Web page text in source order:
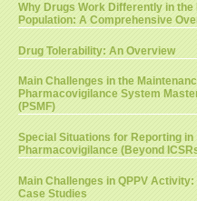
Why Drugs Work Differently in the
Population: A Comprehensive
Drug Tolerability: An Overview
Main Challenges in the
Pharmacovigilance System
(PSMF)
Special Situations for Reporting in
Pharmacovigilance (Beyond
Main Challenges in QPPV Activity:
Case Studies